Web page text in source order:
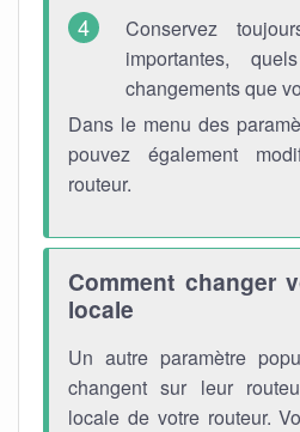
Conservez
importantes,
changements que
Dans le menu des
pouvez également
routeur.
Comment changer
locale
Un autre paramètre
changent sur leur
locale de votre routeur.